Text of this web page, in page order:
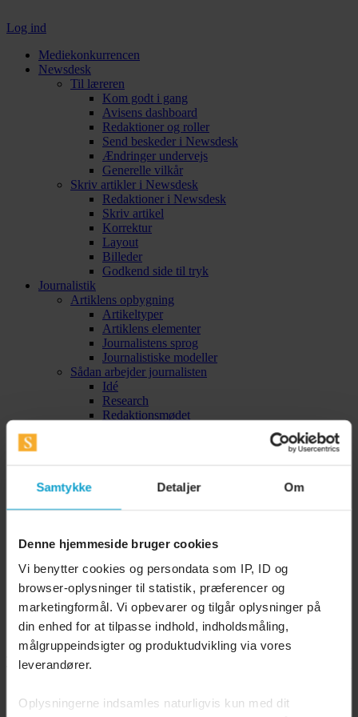
Samtykke Detaljer Om
Denne hjemmeside bruger cookies
Vi benytter cookies og persondata som IP, ID og
browser-oplysninger til statistik, præferencer og
marketingformål. Vi opbevarer og tilgår oplysninger på
din enhed for at tilpasse indhold, indholdsmåling,
målgruppeindsigter og produktudvikling via vores
leverandører.
Oplysningerne indsamles naturligvis kun med dit
Log ind
Mediekonkurrencen
Newsdesk
Til læreren
Kom godt i gang
Avisens dashboard
Redaktioner og roller
Send beskeder i Newsdesk
Ændringer undervejs
Generelle vilkår
Skriv artikler i Newsdesk
Redaktioner i Newsdesk
Skriv artikel
Korrektur
Layout
Billeder
Godkend side til tryk
Journalistik
Artiklens opbygning
Artikeltyper
Artiklens elementer
Journalistens sprog
Journalistiske modeller
Sådan arbejder journalisten
Idé
Research
Redaktionsmødet
Mediekonkurrencen
Kontakt Mediekonkurrencen
Adgang til Newsdesk
Newsdesk
Newsdesk
Avisarkiv
Menu Forside
Sådan behandler vi dine data